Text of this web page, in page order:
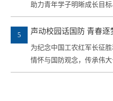
助力青年学子明晰成长目
前教育学院...
5
声动校园话国防 青春
防”主题演讲比赛圆满落
为纪念中国工农红军长征
情怀与国防观念，传承伟
防，强国有...